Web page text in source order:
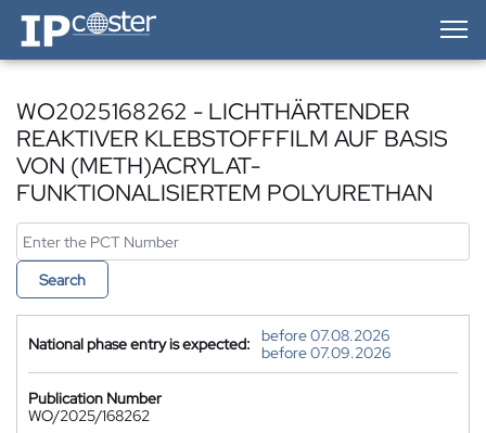
IP-Coster — Home
WO2025168262 - LICHTHÄRTENDER
REAKTIVER KLEBSTOFFFILM AUF BASIS
VON (METH)ACRYLAT-
FUNKTIONALISIERTEM POLYURETHAN
Search
National phase entry is expected:
before 07.08.2026
before 07.09.2026
Publication Number
WO/2025/168262